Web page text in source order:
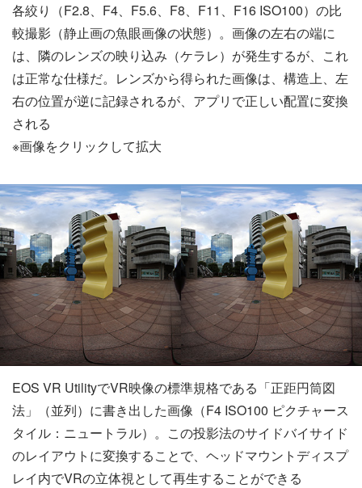
各絞り（F2.8、F4、F5.6、F8、F11、F16 ISO100）の比
較撮影（静止画の魚眼画像の状態）。画像の左右の端に
は、隣のレンズの映り込み（ケラレ）が発生するが、これ
は正常な仕様だ。レンズから得られた画像は、構造上、左
右の位置が逆に記録されるが、アプリで正しい配置に変換
される
※画像をクリックして拡大
EOS VR UtilityでVR映像の標準規格である「正距円筒図
法」（並列）に書き出した画像（F4 ISO100 ピクチャース
タイル：ニュートラル）。この投影法のサイドバイサイド
のレイアウトに変換することで、ヘッドマウントディスプ
レイ内でVRの立体視として再生することができる